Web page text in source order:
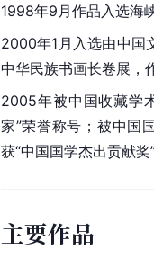
1998年9月作品入选海
2000年1月入选由中国
中华民族书画长卷展，
2005年被中国收藏学
家”荣誉称号；被中国
获“中国国学杰出贡献
主要作品